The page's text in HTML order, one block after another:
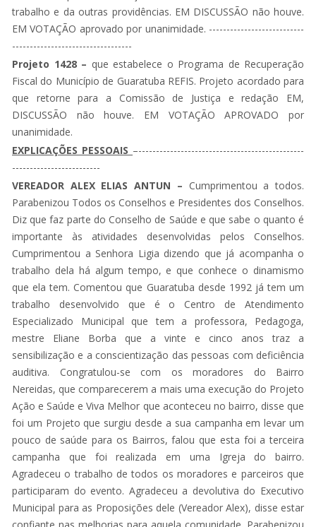
trabalho e da outras providências. EM DISCUSSÃO não houve.
EM VOTAÇÃO aprovado por unanimidade. ---------------------------
----------------------------------
Projeto 1428 – que estabelece o Programa de Recuperação
Fiscal do Município de Guaratuba REFIS. Projeto acordado para
que retorne para a Comissão de Justiça e redação EM,
DISCUSSÃO não houve. EM VOTAÇÃO APROVADO por
unanimidade.
EXPLICAÇÕES PESSOAIS –-----------------------------------------------
-------------------------
VEREADOR ALEX ELIAS ANTUN – Cumprimentou a todos.
Parabenizou Todos os Conselhos e Presidentes dos Conselhos.
Diz que faz parte do Conselho de Saúde e que sabe o quanto é
importante às atividades desenvolvidas pelos Conselhos.
Cumprimentou a Senhora Ligia dizendo que já acompanha o
trabalho dela há algum tempo, e que conhece o dinamismo
que ela tem. Comentou que Guaratuba desde 1992 já tem um
trabalho desenvolvido que é o Centro de Atendimento
Especializado Municipal que tem a professora, Pedagoga,
mestre Eliane Borba que a vinte e cinco anos traz a
sensibilização e a conscientização das pessoas com deficiência
auditiva. Congratulou-se com os moradores do Bairro
Nereidas, que comparecerem a mais uma execução do Projeto
Ação e Saúde e Viva Melhor que aconteceu no bairro, disse que
foi um Projeto que surgiu desde a sua campanha em levar um
pouco de saúde para os Bairros, falou que esta foi a terceira
campanha que foi realizada em uma Igreja do bairro.
Agradeceu o trabalho de todos os moradores e parceiros que
participaram do evento. Agradeceu a devolutiva do Executivo
Municipal para as Proposições dele (Vereador Alex), disse estar